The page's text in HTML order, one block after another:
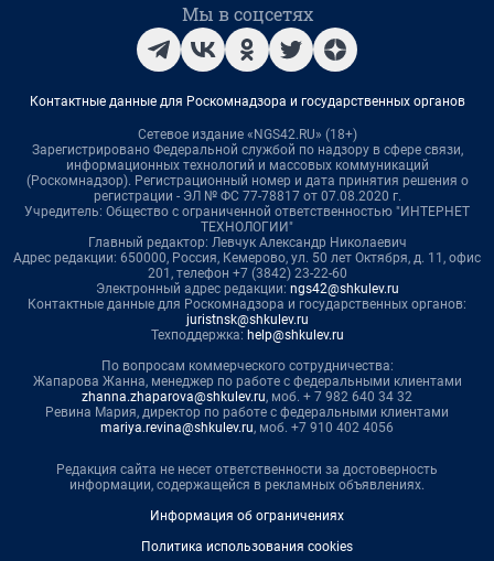
Мы в соцсетях
Контактные данные для Роскомнадзора и государственных органов
Сетевое издание «NGS42.RU» (18+)
Зарегистрировано Федеральной службой по надзору в сфере связи,
информационных технологий и массовых коммуникаций
(Роскомнадзор). Регистрационный номер и дата принятия решения о
регистрации - ЭЛ № ФС 77-78817 от 07.08.2020 г.
Учредитель: Общество с ограниченной ответственностью "ИНТЕРНЕТ
ТЕХНОЛОГИИ"
Главный редактор: Левчук Александр Николаевич
Адрес редакции: 650000, Россия, Кемерово, ул. 50 лет Октября, д. 11, офис
201, телефон +7 (3842) 23-22-60
Электронный адрес редакции: ngs42@shkulev.ru
Контактные данные для Роскомнадзора и государственных органов:
juristnsk@shkulev.ru
Техподдержка: help@shkulev.ru
По вопросам коммерческого сотрудничества:
Жапарова Жанна, менеджер по работе с федеральными клиентами
zhanna.zhaparova@shkulev.ru, моб. + 7 982 640 34 32
Ревина Мария, директор по работе с федеральными клиентами
mariya.revina@shkulev.ru, моб. +7 910 402 4056
Редакция сайта не несет ответственности за достоверность
информации, содержащейся в рекламных объявлениях.
Информация об ограничениях
Политика использования cookies